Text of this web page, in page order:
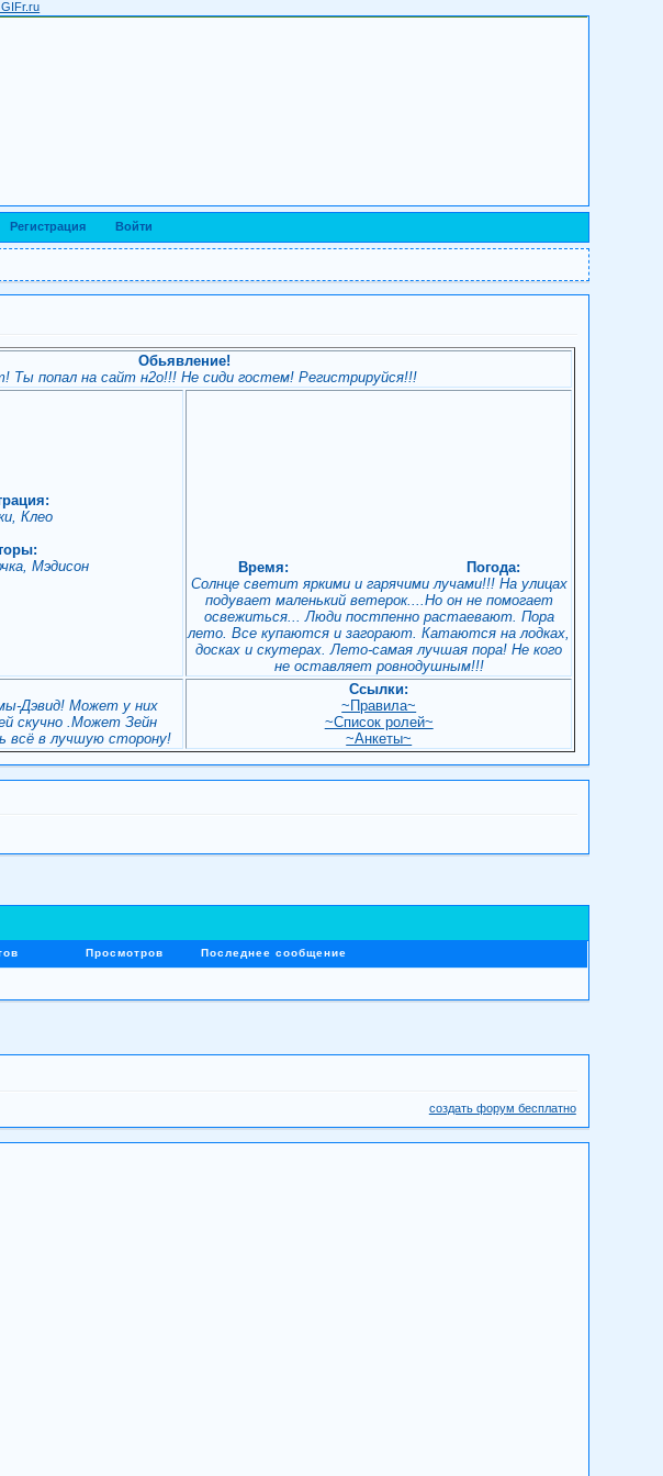
Регистрация Войти
Обьявление!
Ты попал на сайт н2о!!! Не сиди гостем! Регистрируйся!!!
Клео
Мэдисон
Время:
Погода:
Солнце светит яркими и гарячими лучами!!! На улицах
подувает маленький ветерок....Но он не помогает
освежиться... Люди постпенно растаевают. Пора
лето. Все купаются и загорают. Катаются на лодках,
досках и скутерах. Лето-самая лучшая пора! Не кого
не оставляет ровнодушным!!!
Дэвид! Может у них
скучно .Может Зейн
всё в лучшую сторону!
Ссылки:
~Правила~
~Список ролей~
~Анкеты~
Просмотров Последнее сообщение
создать форум бесплатно